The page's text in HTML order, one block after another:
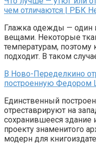
чем отличаются | РБК
Глажка одежды — один
вещами. Некоторые
температурам, поэтому
подходит. В таком
В Ново-Переделкино
построенную
Единственный
отреставрируют на
сохранившееся здание
проекту знаменитого
модерн для